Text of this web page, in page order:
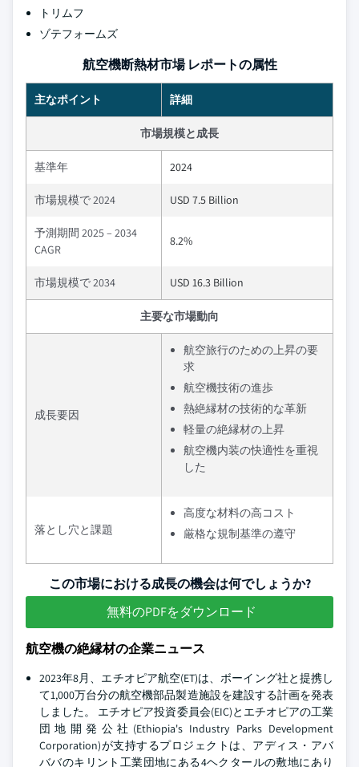
トリムフ
ゾテフォームズ
航空機断熱材市場 レポートの属性
主なポイント 詳細
市場規模と成長
基準年 2024
市場規模で 2024 USD 7.5 Billion
予測期間 2025 – 2034
CAGR
8.2%
市場規模で 2034 USD 16.3 Billion
主要な市場動向
成長要因
航空旅行のための上昇の要
求
航空機技術の進歩
熱絶縁材の技術的な革新
軽量の絶縁材の上昇
航空機内装の快適性を重視
した
落とし穴と課題
高度な材料の高コスト
厳格な規制基準の遵守
この市場における成長の機会は何でしょうか?
無料のPDFをダウンロード
航空機の絶縁材の企業ニュース
2023年8月、エチオピア航空(ET)は、ボーイング社と提携し
て1,000万台分の航空機部品製造施設を建設する計画を発表
しました。 エチオピア投資委員会(EIC)とエチオピアの工業
団地開発公社(Ethiopia's Industry Parks Development
Corporation)が支持するプロジェクトは、アディス・アバ
ババのキリント工業団地にある4ヘクタールの敷地にあり